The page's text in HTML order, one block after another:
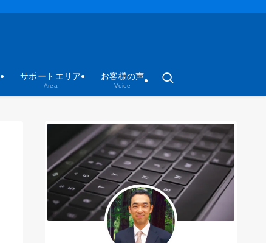
サポートエリア
Area
お客様の声
Voice